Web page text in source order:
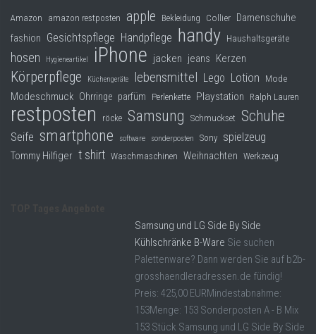
Amazon amazon restposten apple Bekleidung Collier Damenschuhe
fashion Gesichtspflege Handpflege handy Haushaltsgeräte
hosen Hygieneartikel iPhone jacken jeans Kerzen
Körperpflege Küchengeräte lebensmittel Lego Lotion Mode
Modeschmuck Ohrringe parfüm Perlenkette Playstation Ralph Lauren
restposten röcke Samsung Schmuckset Schuhe
Seife smartphone software sonderposten Sony spielzeug
Tommy Hilfiger t shirt Waschmaschinen Weihnachten Werkzeug
Samsung und LG Side By Side
Kühlschränke B-Ware Sie suchen
Palettenware? Dann werden Sie auf b2b-
grosshaendleradressen.de fündig!
Preis: 425,00 EURMindestabnahme:
153Menge: 153 Sonderposten A - B Mix
153 Stück Samsung und LG Side By Side